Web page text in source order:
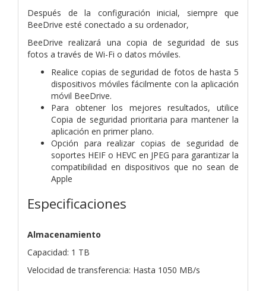
Después de la configuración inicial, siempre que
BeeDrive esté conectado a su ordenador,
BeeDrive realizará una copia de seguridad de sus
fotos a través de Wi-Fi o datos móviles.
Realice copias de seguridad de fotos de hasta 5
dispositivos móviles fácilmente con la aplicación
móvil BeeDrive.
Para obtener los mejores resultados, utilice
Copia de seguridad prioritaria para mantener la
aplicación en primer plano.
Opción para realizar copias de seguridad de
soportes HEIF o HEVC en JPEG para garantizar la
compatibilidad en dispositivos que no sean de
Apple
Especificaciones
Almacenamiento
Capacidad: 1 TB
Velocidad de transferencia: Hasta 1050 MB/s